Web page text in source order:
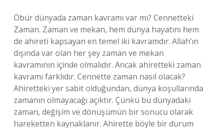
Öbür dünyada zaman kavramı var mı? Cennetteki
Zaman. Zaman ve mekan, hem dünya hayatını hem
de ahireti kapsayan en temel iki kavramdır. Allah’ın
dışında var olan her şey zaman ve mekan
kavramının içinde olmalıdır. Ancak ahiretteki zaman
kavramı farklıdır. Cennette zaman nasıl olacak?
Ahiretteki yer sabit olduğundan, dünya koşullarında
zamanın olmayacağı açıktır. Çünkü bu dünyadaki
zaman, değişim ve dönüşümün bir sonucu olarak
hareketten kaynaklanır. Ahirette böyle bir durum